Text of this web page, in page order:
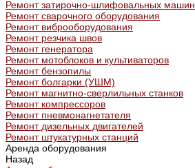
Ремонт затирочно-шлифовальных машин
Ремонт сварочного оборудования
Ремонт виброоборудования
Ремонт резчика швов
Ремонт генератора
Ремонт мотоблоков и культиваторов
Ремонт бензопилы
Ремонт болгарки (УШМ)
Ремонт магнитно-сверлильных станков
Ремонт компрессоров
Ремонт пневмонагнетателя
Ремонт дизельных двигателей
Ремонт штукатурных станций
Аренда оборудования
Назад